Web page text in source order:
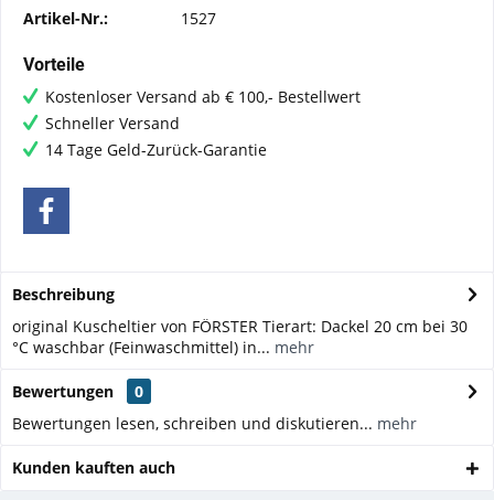
Artikel-Nr.: 1527
Vorteile
Kostenloser Versand ab € 100,- Bestellwert
Schneller Versand
14 Tage Geld-Zurück-Garantie
Beschreibung
original Kuscheltier von FÖRSTER Tierart: Dackel 20 cm bei 30
°C waschbar (Feinwaschmittel) in... mehr
Bewertungen
0
Bewertungen lesen, schreiben und diskutieren... mehr
Kunden kauften auch